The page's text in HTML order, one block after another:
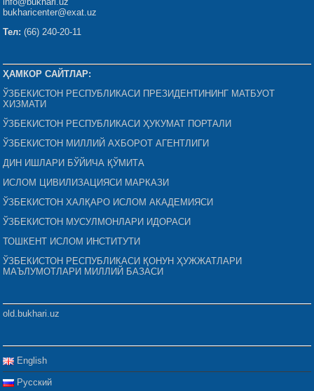
bukharicenter@exat.uz
Тел: (66) 240-20-11
ҲАМКОР САЙТЛАР:
ЎЗБЕКИСТОН РЕСПУБЛИКАСИ ПРЕЗИДЕНТИНИНГ МАТБУОТ
ХИЗМАТИ
ЎЗБЕКИСТОН РЕСПУБЛИКАСИ ҲУКУМАТ ПОРТАЛИ
ЎЗБЕКИСТОН МИЛЛИЙ АХБОРОТ АГЕНТЛИГИ
ДИН ИШЛАРИ БЎЙИЧА ҚЎМИТА
ИСЛОМ ЦИВИЛИЗАЦИЯСИ МАРКАЗИ
ЎЗБЕКИСТОН ХАЛҚАРО ИСЛОМ АКАДЕМИЯСИ
ЎЗБЕКИСТОН МУСУЛМОНЛАРИ ИДОРАСИ
ТОШКЕНТ ИСЛОМ ИНСТИТУТИ
ЎЗБЕКИСТОН РЕСПУБЛИКАСИ ҚОНУН ҲУЖЖАТЛАРИ
МАЪЛУМОТЛАРИ МИЛЛИЙ БАЗАСИ
old.bukhari.uz
English
Русский